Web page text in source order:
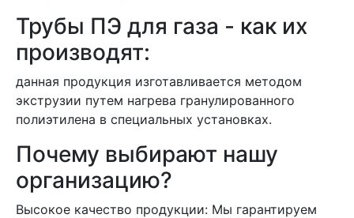
Трубы ПЭ для газа - как их
производят:
данная продукция изготавливается методом
экструзии путем нагрева гранулированного
полиэтилена в специальных установках.
Почему выбирают нашу
организацию?
Высокое качество продукции: Мы гарантируем